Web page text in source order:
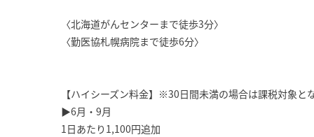
〈北海道がんセンターまで徒歩3分〉
〈勤医協札幌病院まで徒歩6分〉
【ハイシーズン料金】※30日間未満の場合は課税対象と
▶6月・9月
1日あたり1,100円追加